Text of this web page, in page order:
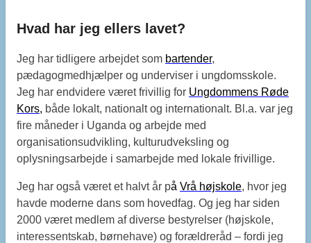
Hvad har jeg ellers lavet?
Jeg har tidligere arbejdet som bartender,
pædagogmedhjælper og underviser i ungdomsskole.
Jeg har endvidere været frivillig for Ungdommens Røde
Kors, både lokalt, nationalt og internationalt. Bl.a. var jeg
fire måneder i Uganda og arbejde med
organisationsudvikling, kulturudveksling og
oplysningsarbejde i samarbejde med lokale frivillige.
Jeg har også været et halvt år på Vrå højskole, hvor jeg
havde moderne dans som hovedfag. Og jeg har siden
2000 været medlem af diverse bestyrelser (højskole,
interessentskab, børnehave) og forældreråd – fordi jeg